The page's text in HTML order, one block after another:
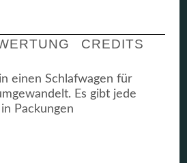
CREDITS
einen Schlafwagen für
Es gibt jede
Packungen